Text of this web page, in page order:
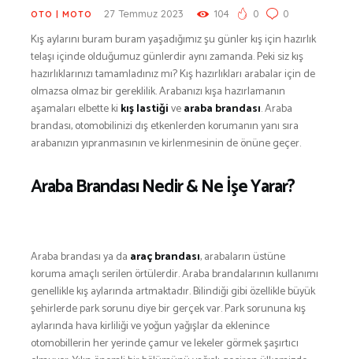
BALIKÇILIK
BESLENME
BİSİKLET
DAĞCILIK
DENİZ & HAVUZ
GİYİM
KAMPÇILIK
KARA AVI
KARAVAN
KOŞU
PET SHOP
YAŞAM VE SAĞLIK
SCUBA DALIŞ
OTO | MOTO 27 Temmuz 2023 104 0 0
Kış aylarını buram buram yaşadığımız şu günler kış için hazırlık
telaşı içinde olduğumuz günlerdir aynı zamanda. Peki siz kış
hazırlıklarınızı tamamladınız mı? Kış hazırlıkları arabalar için de
olmazsa olmaz bir gereklilik. Arabanızı kışa hazırlamanın
aşamaları elbette ki kış lastiğivearaba brandası. Araba
brandası, otomobilinizi dış etkenlerden korumanın yanı sıra
arabanızın yıpranmasının ve kirlenmesinin de önüne geçer.
Araba Brandası Nedir & Ne İşe Yarar?
Araba brandası ya da araç brandası, arabaların üstüne
koruma amaçlı serilen örtülerdir. Araba brandalarının kullanımı
genellikle kış aylarında artmaktadır. Bilindiği gibi özellikle büyük
şehirlerde park sorunu diye bir gerçek var. Park sorununa kış
aylarında hava kirliliği ve yoğun yağışlar da eklenince
otomobillerin her yerinde çamur ve lekeler görmek şaşırtıcı